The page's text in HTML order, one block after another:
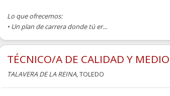
Lo que ofrecemos:
• Un plan de carrera donde tú er...
TÉCNICO/A DE CALIDAD Y
TALAVERA DE LA REINA, TOLEDO